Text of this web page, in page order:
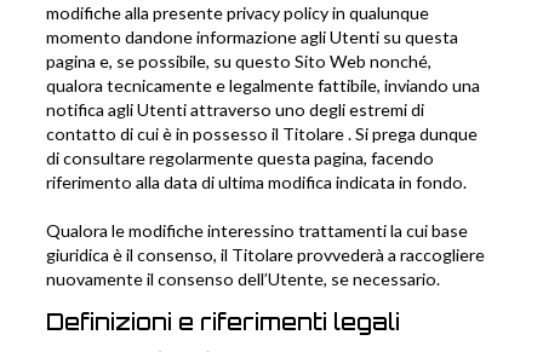
modifiche alla presente privacy policy in qualunque
momento dandone informazione agli Utenti su questa
pagina e, se possibile, su questo Sito Web nonché,
qualora tecnicamente e legalmente fattibile, inviando una
notifica agli Utenti attraverso uno degli estremi di
contatto di cui è in possesso il Titolare . Si prega dunque
di consultare regolarmente questa pagina, facendo
riferimento alla data di ultima modifica indicata in fondo.
Qualora le modifiche interessino trattamenti la cui base
giuridica è il consenso, il Titolare provvederà a raccogliere
nuovamente il consenso dell’Utente, se necessario.
Definizioni e riferimenti legali